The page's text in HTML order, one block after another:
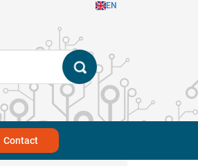
EN
Contact